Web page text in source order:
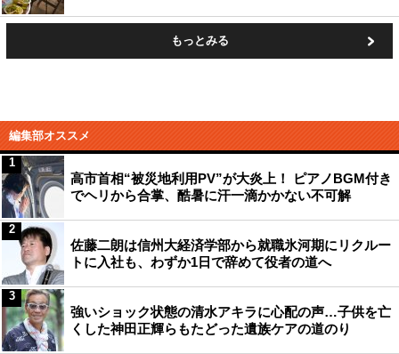
もっとみる
編集部オススメ
高市首相“被災地利用PV”が大炎上！ ピアノBGM付き
でヘリから合掌、酷暑に汗一滴かかない不可解
1
佐藤二朗は信州大経済学部から就職氷河期にリクルー
トに入社も、わずか1日で辞めて役者の道へ
2
強いショック状態の清水アキラに心配の声…子供を亡
くした神田正輝らもたどった遺族ケアの道のり
3